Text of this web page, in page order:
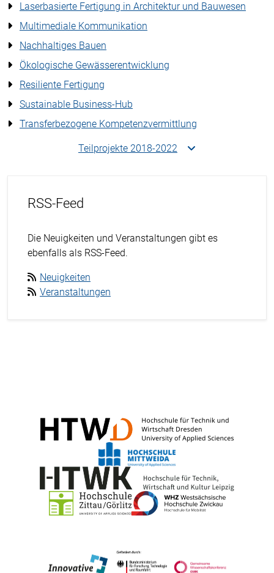
Laserbasierte Fertigung in Architektur und Bauwesen
Multimediale Kommunikation
Nachhaltiges Bauen
Ökologische Gewässerentwicklung
Resiliente Fertigung
Sustainable Business-Hub
Transferbezogene Kompetenzvermittlung
Teilprojekte 2018-2022
RSS-Feed
Die Neuigkeiten und Veranstaltungen gibt es
ebenfalls als RSS-Feed.
Neuigkeiten
Veranstaltungen